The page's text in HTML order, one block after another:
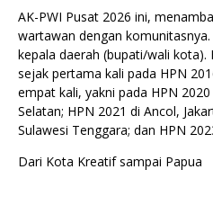
AK-PWI Pusat 2026 ini,
wartawan dengan
kepala daerah (bupati/wali kota).
sejak pertama kali pada HPN
empat kali, yakni pada HPN
Selatan; HPN 2021 di Ancol,
Sulawesi Tenggara; dan HPN
Dari Kota Kreatif sampai Papua